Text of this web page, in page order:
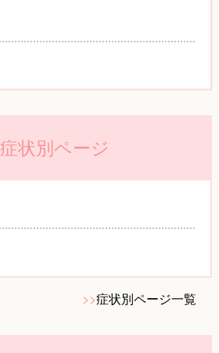
症状別ページ
>>症状別ページ一覧